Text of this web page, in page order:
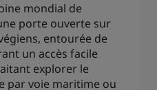
Jin Jiang
mondial de
porte ouverte sur
entourée de
un accès facile
explorer le
par voie maritime ou